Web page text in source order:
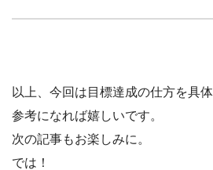
以上、今回は目標達成の仕方を具
参考になれば嬉しいです。
次の記事もお楽しみに。
では！